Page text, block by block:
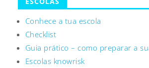
Conhece a tua escola
Checklist
Guia prático – como preparar a
Escolas knowrisk